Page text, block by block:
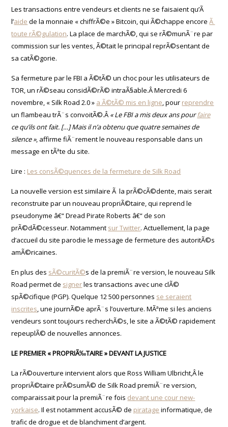
Les transactions entre vendeurs et clients ne se faisaient qu’Ã
l’aide de la monnaie « chiffrÃ©e » Bitcoin, qui Ã©chappe encoreÃ
toute rÃ©gulation. La place de marchÃ©, qui se rÃ©munÃ¨re par
commission sur les ventes, Ã©tait le principal reprÃ©sentant de
sa catÃ©gorie.
Sa fermeture par le FBI a Ã©tÃ© un choc pour les utilisateurs de
TOR, un rÃ©seau considÃ©rÃ© intraÃ§able.Â Mercredi 6
novembre, « Silk Road 2.0 » a Ã©tÃ© mis en ligne, pour reprendre
un flambeau trÃ¨s convoitÃ©.Â « Le FBI a mis deux ans pourfaire
ce qu’ils ont fait. […] Mais il n’a obtenu que quatre semaines de
silence », affirme fiÃ¨rement le nouveau responsable dans un
message en tÃªte du site.
Lire : Les consÃ©quences de la fermeture de Silk Road
La nouvelle version est similaire Ã la prÃ©cÃ©dente, mais serait
reconstruite par un nouveau propriÃ©taire, qui reprend le
pseudonyme â€“ Dread Pirate Roberts â€“ de son
prÃ©dÃ©cesseur. Notamment sur Twitter. Actuellement, la page
d’accueil du site parodie le message de fermeture des autoritÃ©s
amÃ©ricaines.
En plus des sÃ©curitÃ©s de la premiÃ¨re version, le nouveau Silk
Road permet de signerles transactions avec une clÃ©
spÃ©cifique (PGP). Quelque 12 500 personnes se seraient
inscrites, une journÃ©e aprÃ¨s l’ouverture. MÃªme si les anciens
vendeurs sont toujours recherchÃ©s, le site a Ã©tÃ© rapidement
repeuplÃ© de nouvelles annonces.
LE PREMIER « PROPRIÃ‰TAIRE » DEVANT LA JUSTICE
La rÃ©ouverture intervient alors que Ross William Ulbricht,Â le
propriÃ©taire prÃ©sumÃ© de Silk Road premiÃ¨re version,
comparaissait pour la premiÃ¨re fois devant une cour new-
yorkaise. Il est notamment accusÃ© de piratage informatique, de
trafic de drogue et de blanchiment d’argent.